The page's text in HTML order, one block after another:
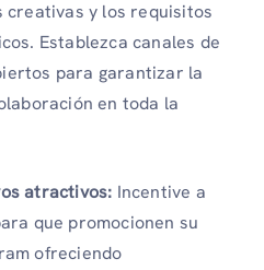
creativas y los requisitos
Establezca canales de
para garantizar la
en toda la
atractivos: Incentive a
que promocionen su
ofreciendo